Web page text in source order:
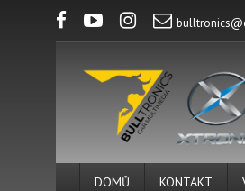
DOMŮ KONTAKT